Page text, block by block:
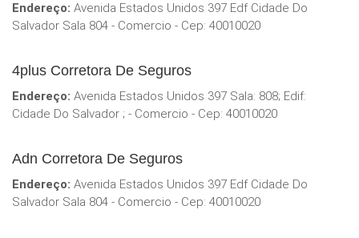
Endereço: Avenida Estados Unidos 397 Edf Cidade Do
Salvador Sala 804 - Comercio - Cep: 40010020
4plus Corretora De Seguros
Endereço: Avenida Estados Unidos 397 Sala: 808; Edif:
Cidade Do Salvador ; - Comercio - Cep: 40010020
Adn Corretora De Seguros
Endereço: Avenida Estados Unidos 397 Edf Cidade Do
Salvador Sala 804 - Comercio - Cep: 40010020